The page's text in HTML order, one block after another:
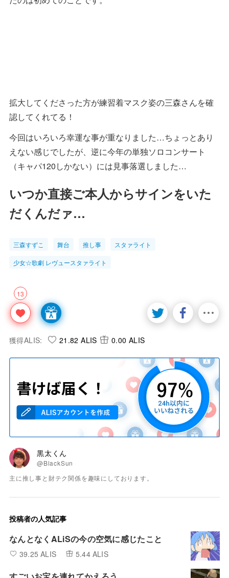
拡大してくださった方が練習着マスク姿の三森さんを確
認してくれてる！
今回はいろいろ幸運な事が重なりました…ちょっとあり
えない感じでしたが、逆に今年の単独ソロコンサート
（キャパ120しかない）には見事落選しました…
いつか直接ご本人からサインをいた
だくんだァ…
三森すずこ 舞台 推し事 スタァライト
少女☆歌劇 レヴュースタァライト
13
獲得ALIS: 21.82 ALIS 0.00 ALIS
黒太くん
@BlackSun
主に推し事と財テク関係を趣味にしております。
投稿者の人気記事
なんとなくALiSの今の空気に感じたこと
39.25 ALIS 5.44 ALIS